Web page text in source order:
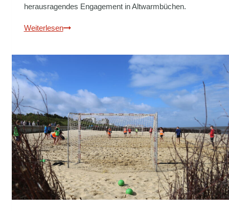
herausragendes Engagement in Altwarmbüchen.
WeiterlesenHVNB-
2025:
für
die
Zukunft
des
Handballs